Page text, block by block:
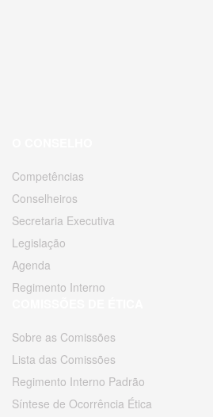
Competências
Conselheiros
Secretaria Executiva
Legislação
Agenda
Regimento Interno
Sobre as Comissões
Lista das Comissões
Regimento Interno Padrão
Síntese de Ocorrência Ética